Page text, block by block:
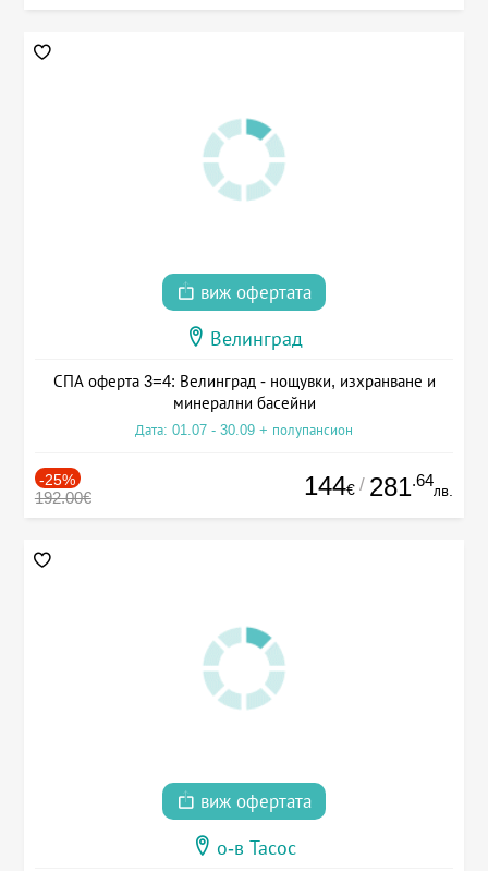
виж офертата
Велинград
СПА оферта 3=4: Велинград - нощувки, изхранване и
минерални басейни
Дата: 01.07 - 30.09 + полупансион
-25%
192.00€ 144€ / 281.64
лв.
виж офертата
о-в Тасос